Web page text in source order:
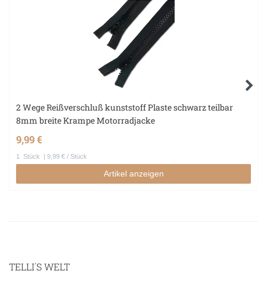
2 Wege Reißverschluß kunststoff Plaste schwarz teilbar
8mm breite Krampe Motorradjacke
9,99 €
1 Stück | 9,99 € / Stück
Artikel anzeigen
TELLI´S WELT